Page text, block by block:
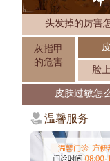
头发掉的厉害
灰指甲
的危害
脸
皮肤过敏怎
温馨服务